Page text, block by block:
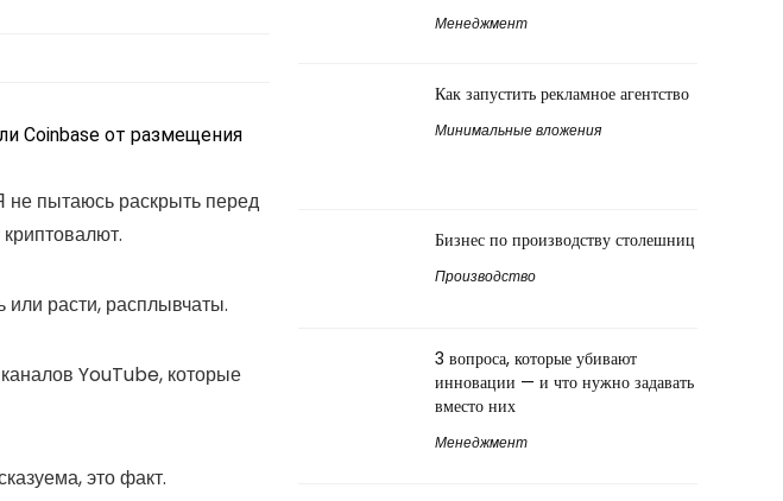
Coinbase от размещения
не пытаюсь раскрыть перед
или расти, расплывчаты.
YouTube, которые
это факт.
Менеджмент
Как запустить рекламное агентство
Минимальные вложения
Бизнес по производству столешниц
Производство
3 вопроса, которые убивают
инновации — и что нужно задавать
вместо них
Менеджмент